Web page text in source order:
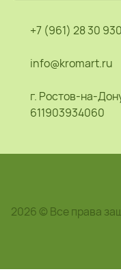
+7 (961) 28 30 930
info@kromart.ru
г. Ростов-на-
611903934060
2026 © Все права